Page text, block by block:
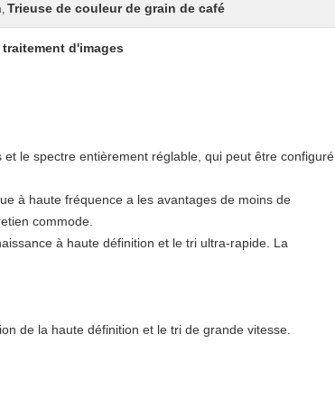
, Trieuse de couleur de grain de café
d'images
le spectre entièrement réglable, qui peut être configuré
à haute fréquence a les avantages de moins de
commode.
à haute définition et le tri ultra-rapide. La
de la haute définition et le tri de grande vitesse.